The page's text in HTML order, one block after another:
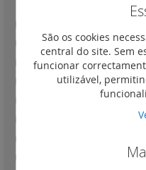
LCS3 armários - ponte para
LCS3 armários - corredores de
LCS3 armários - MiniCube(0)
LCS3 armários - perfis de
LCS3 armários - racks 19'' e
LCS3 armários - Acessórios para
LCS3 armários - acessórios 19''
Rack mural para quadros
São os cookies
central do site. Sem
funcionar
utilizável,